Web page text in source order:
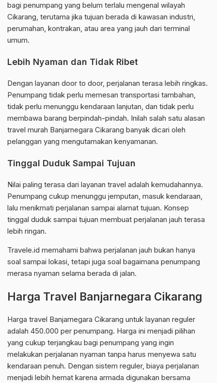
bagi penumpang yang belum terlalu mengenal wilayah
Cikarang, terutama jika tujuan berada di kawasan industri,
perumahan, kontrakan, atau area yang jauh dari terminal
umum.
Lebih Nyaman dan Tidak Ribet
Dengan layanan door to door, perjalanan terasa lebih ringkas.
Penumpang tidak perlu memesan transportasi tambahan,
tidak perlu menunggu kendaraan lanjutan, dan tidak perlu
membawa barang berpindah-pindah. Inilah salah satu alasan
travel murah Banjarnegara Cikarang banyak dicari oleh
pelanggan yang mengutamakan kenyamanan.
Tinggal Duduk Sampai Tujuan
Nilai paling terasa dari layanan travel adalah kemudahannya.
Penumpang cukup menunggu jemputan, masuk kendaraan,
lalu menikmati perjalanan sampai alamat tujuan. Konsep
tinggal duduk sampai tujuan membuat perjalanan jauh terasa
lebih ringan.
Travele.id memahami bahwa perjalanan jauh bukan hanya
soal sampai lokasi, tetapi juga soal bagaimana penumpang
merasa nyaman selama berada di jalan.
Harga Travel Banjarnegara Cikarang
Harga travel Banjarnegara Cikarang untuk layanan reguler
adalah 450.000 per penumpang. Harga ini menjadi pilihan
yang cukup terjangkau bagi penumpang yang ingin
melakukan perjalanan nyaman tanpa harus menyewa satu
kendaraan penuh. Dengan sistem reguler, biaya perjalanan
menjadi lebih hemat karena armada digunakan bersama